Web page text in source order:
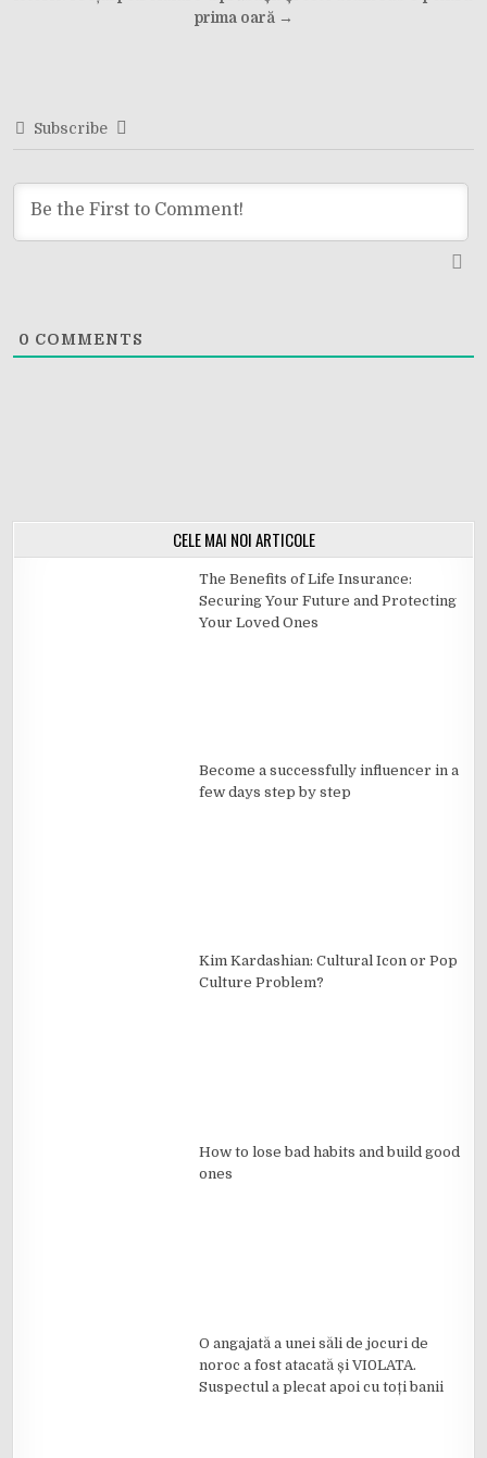
prima oară →
Subscribe
0 COMMENTS
CELE MAI NOI ARTICOLE
The Benefits of Life Insurance:
Securing Your Future and Protecting
Your Loved Ones
Become a successfully influencer in a
few days step by step
Kim Kardashian: Cultural Icon or Pop
Culture Problem?
How to lose bad habits and build good
ones
O angajată a unei săli de jocuri de
noroc a fost atacată și VI0LATA.
Suspectul a plecat apoi cu toți banii